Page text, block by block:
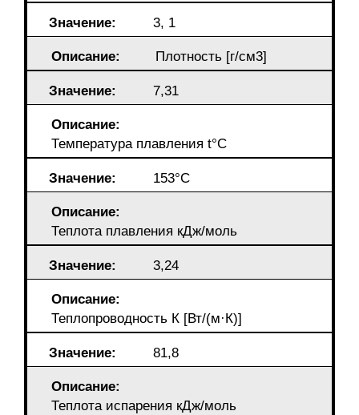
Значение: 3, 1
Описание: Плотность [г/cм3]
Значение: 7,31
Описание:
Температура плавления t°С
Значение: 153°С
Описание:
Теплота плавления кДж/моль
Значение: 3,24
Описание:
Теплопроводность К [Вт/(м·К)]
Значение: 81,8
Описание:
Теплота испарения кДж/моль